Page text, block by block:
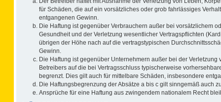
für Schäden, die auf ein vorsätzliches oder grob fahrlässiges
entgangenen Gewinn.
Die Haftung ist gegenüber Verbrauchern außer bei vorsätzlichem
Gesundheit und der Verletzung wesentlicher Vertragspflichten
übrigen der Höhe nach auf die vertragstypischen
Gewinn.
Die Haftung ist gegenüber Unternehmern außer bei der
Betreibers auf die bei Vertragsschluss typischerweise
begrenzt. Dies gilt auch für mittelbare Schäden, insbesondere
Die Haftungsbegrenzung der Absätze a bis c gilt sinngemäß auch
Ansprüche für eine Haftung aus zwingendem nationalem Recht